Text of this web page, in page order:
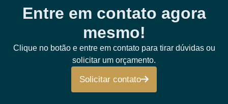
Entre em contato agora
mesmo!
Clique no botão e entre em contato para tirar dúvidas ou
solicitar um orçamento.
Solicitar contato